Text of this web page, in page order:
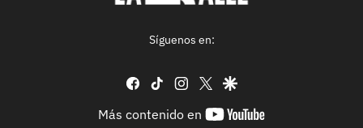
Síguenos en:
facebook
tiktok instagram
twittergoogle
Más contenido en
youtube-